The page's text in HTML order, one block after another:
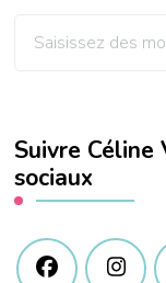
?
Suivre
sociaux